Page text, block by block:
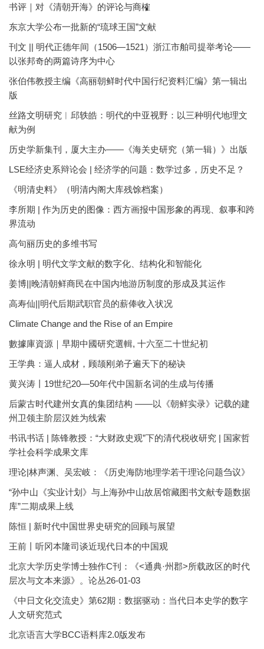
书评｜对《清朝开海》的评论与商榷
东京大学公布一批新的“琉球王国”文献
刊文 || 明代正德年间（1506—1521）浙江市舶司提举考论——
以张邦奇的两篇诗序为中心
张伯伟教授主编《高丽朝鲜时代中国行纪资料汇编》第一辑出
版
丝路文明研究︱邱轶皓：明代的中亚视野：以三种明代地理文
献为例
历史学新集刊，厦大主办——《海关史研究（第一辑）》出版
LSE经济史系辩论会 | 经济学的问题：数学过多，历史不足？
《明清史料》（明清内阁大库残馀档案）
李所期 | 作为历史的图像：西方画报中国形象的再现、叙事和跨
界流动
高句丽历史的多维书写
徐永明 | 明代文学文献的数字化、结构化和智能化
姜博||晚清朝鲜商民在中国内地游历制度的形成及其运作
高寿仙||明代后期武职官员的薪俸收入状况
Climate Change and the Rise of an Empire
數據庫資源｜早期中國研究選輯, 十六至二十世紀初
王学典：逼人成材，顾颉刚弟子遍天下的秘诀
黄兴涛丨19世纪20—50年代中国新名词的生成与传播
后蒙古时代建州女真的集团结构 ——以《朝鲜实录》记载的建
州卫领主阶层汉姓为线索
书讯书话 | 陈锋教授：“大财政史观”下的清代税收研究 | 国家哲
学社会科学成果文库
理论|林声渊、吴宏岐：《历史海防地理学若干理论问题刍议》
“孙中山《实业计划》与上海孙中山故居馆藏图书文献专题数据
库”二期成果上线
陈恒 | 新时代中国世界史研究的回顾与展望
王前丨听冈本隆司谈近现代日本的中国观
北京大学历史学博士独作C刊：《<通典·州郡>所载政区的时代
层次与文本来源》。论丛26-01-03
《中日文化交流史》第62期：数据驱动：当代日本史学的数字
人文研究范式
北京语言大学BCC语料库2.0版发布